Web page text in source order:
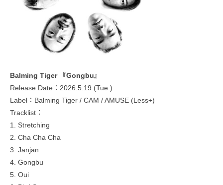
Balming Tiger 『Gongbu』
Release Date：2026.5.19 (Tue.)
Label：Balming Tiger / CAM / AMUSE (Less+)
Tracklist：
1. Stretching
2. Cha Cha Cha
3. Janjan
4. Gongbu
5. Oui